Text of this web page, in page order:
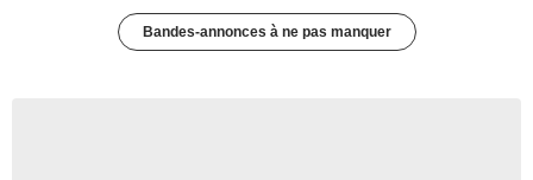
Bandes-annonces à ne pas manquer